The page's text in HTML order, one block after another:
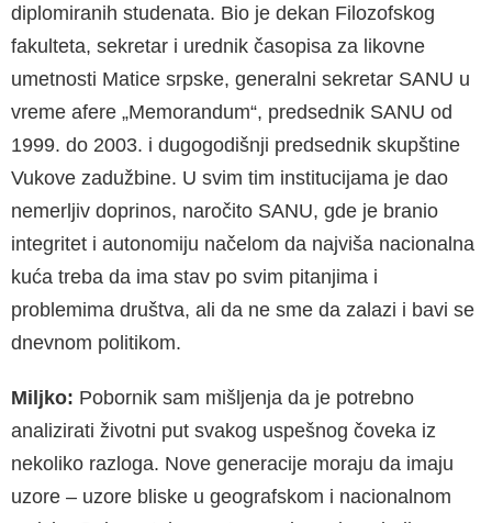
diplomiranih studenata. Bio je dekan Filozofskog
fakulteta, sekretar i urednik časopisa za likovne
umetnosti Matice srpske, generalni sekretar SANU u
vreme afere „Memorandum“, predsednik SANU od
1999. do 2003. i dugogodišnji predsednik skupštine
Vukove zadužbine. U svim tim institucijama je dao
nemerljiv doprinos, naročito SANU, gde je branio
integritet i autonomiju načelom da najviša nacionalna
kuća treba da ima stav po svim pitanjima i
problemima društva, ali da ne sme da zalazi i bavi se
dnevnom politikom.
Miljko: Pobornik sam mišljenja da je potrebno
analizirati životni put svakog uspešnog čoveka iz
nekoliko razloga. Nove generacije moraju da imaju
uzore – uzore bliske u geografskom i nacionalnom